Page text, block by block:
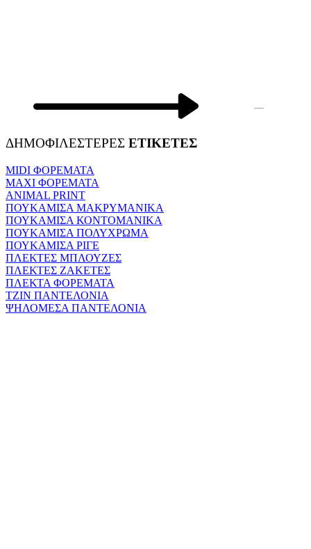
—
ΔΗΜΟΦΙΛΕΣΤΕΡΕΣ ΕΤΙΚΕΤΕΣ
MIDI ΦΟΡΕΜΑΤΑ
MAXI ΦΟΡΕΜΑΤΑ
ANIMAL PRINT
ΠΟΥΚΑΜΙΣΑ ΜΑΚΡΥΜΑΝΙΚΑ
ΠΟΥΚΑΜΙΣΑ ΚΟΝΤΟΜΑΝΙΚΑ
ΠΟΥΚΑΜΙΣΑ ΠΟΛΥΧΡΩΜΑ
ΠΟΥΚΑΜΙΣΑ ΡΙΓΕ
ΠΛΕΚΤΕΣ ΜΠΛΟΥΖΕΣ
ΠΛΕΚΤΕΣ ΖΑΚΕΤΕΣ
ΠΛΕΚΤΑ ΦΟΡΕΜΑΤΑ
ΤΖΙΝ ΠΑΝΤΕΛΟΝΙΑ
ΨΗΛΟΜΕΣΑ ΠΑΝΤΕΛΟΝΙΑ